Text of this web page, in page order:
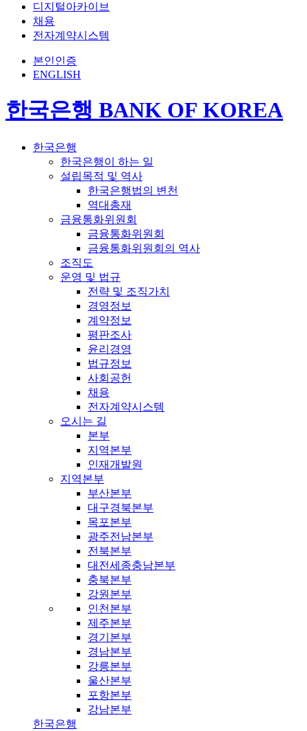
디지털아카이브
채용
전자계약시스템
본인인증
ENGLISH
한국은행 BANK OF KOREA
한국은행
한국은행이 하는 일
설립목적 및 역사
한국은행법의 변천
역대총재
금융통화위원회
금융통화위원회
금융통화위원회의 역사
조직도
운영 및 법규
전략 및 조직가치
경영정보
계약정보
평판조사
윤리경영
법규정보
사회공헌
채용
전자계약시스템
오시는 길
본부
지역본부
인재개발원
지역본부
부산본부
대구경북본부
목포본부
광주전남본부
전북본부
대전세종충남본부
충북본부
강원본부
인천본부
제주본부
경기본부
경남본부
강릉본부
울산본부
포항본부
강남본부
한국은행